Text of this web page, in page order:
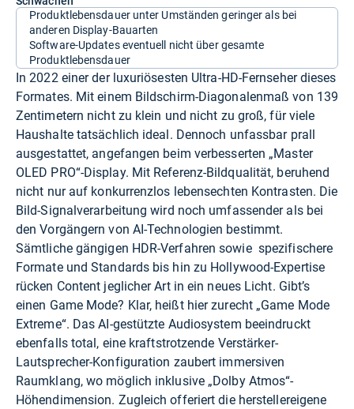
Produktlebensdauer unter Umständen geringer als bei
anderen Display-Bauarten
Software-Updates eventuell nicht über gesamte
Produktlebensdauer
In 2022 einer der luxuriösesten Ultra-HD-Fernseher dieses
Formates. Mit einem Bildschirm-Diagonalenmaß von 139
Zentimetern nicht zu klein und nicht zu groß, für viele
Haushalte tatsächlich ideal. Dennoch unfassbar prall
ausgestattet, angefangen beim verbesserten „Master
OLED PRO“-Display. Mit Referenz-Bildqualität, beruhend
nicht nur auf konkurrenzlos lebensechten Kontrasten. Die
Bild-Signalverarbeitung wird noch umfassender als bei
den Vorgängern von AI-Technologien bestimmt.
Sämtliche gängigen HDR-Verfahren sowie spezifischere
Formate und Standards bis hin zu Hollywood-Expertise
rücken Content jeglicher Art in ein neues Licht. Gibt’s
einen Game Mode? Klar, heißt hier zurecht „Game Mode
Extreme“. Das AI-gestützte Audiosystem beeindruckt
ebenfalls total, eine kraftstrotzende Verstärker-
Lautsprecher-Konfiguration zaubert immersiven
Raumklang, wo möglich inklusive „Dolby Atmos“-
Höhendimension. Zugleich offeriert die herstellereigene